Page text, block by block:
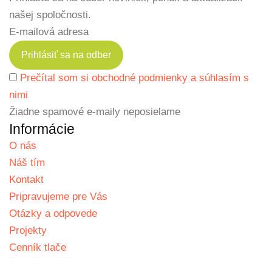
našej spoločnosti.
E-mailová adresa
Prečítal som si obchodné podmienky a súhlasím s
nimi
Žiadne spamové e-maily neposielame
Informácie
O nás
Náš tím
Kontakt
Pripravujeme pre Vás
Otázky a odpovede
Projekty
Cenník tlače